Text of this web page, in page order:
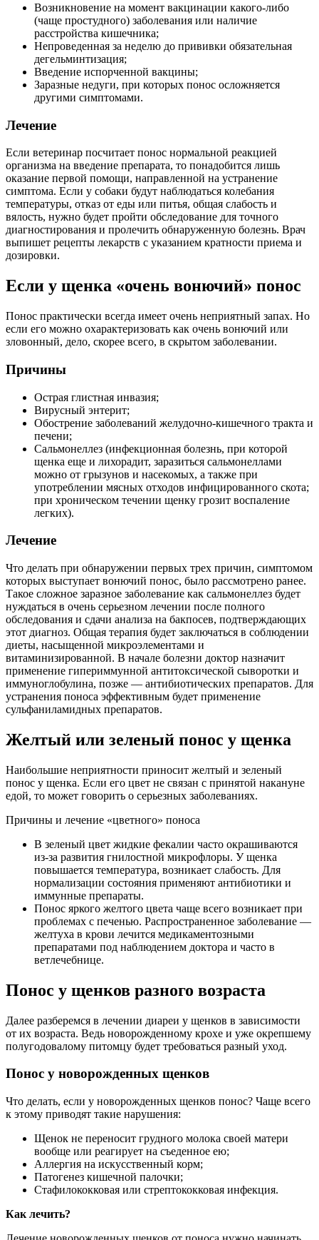
Возникновение на момент вакцинации какого-либо
(чаще простудного) заболевания или наличие
расстройства кишечника;
Непроведенная за неделю до прививки обязательная
дегельминтизация;
Введение испорченной вакцины;
Заразные недуги, при которых понос осложняется
другими симптомами.
Лечение
Если ветеринар посчитает понос нормальной реакцией
организма на введение препарата, то понадобится лишь
оказание первой помощи, направленной на устранение
симптома. Если у собаки будут наблюдаться колебания
температуры, отказ от еды или питья, общая слабость и
вялость, нужно будет пройти обследование для точного
диагностирования и пролечить обнаруженную болезнь. Врач
выпишет рецепты лекарств с указанием кратности приема и
дозировки.
Если у щенка «очень вонючий» понос
Понос практически всегда имеет очень неприятный запах. Но
если его можно охарактеризовать как очень вонючий или
зловонный, дело, скорее всего, в скрытом заболевании.
Причины
Острая глистная инвазия;
Вирусный энтерит;
Обострение заболеваний желудочно-кишечного тракта и
печени;
Сальмонеллез (инфекционная болезнь, при которой
щенка еще и лихорадит, заразиться сальмонеллами
можно от грызунов и насекомых, а также при
употреблении мясных отходов инфицированного скота;
при хроническом течении щенку грозит воспаление
легких).
Лечение
Что делать при обнаружении первых трех причин, симптомом
которых выступает вонючий понос, было рассмотрено ранее.
Такое сложное заразное заболевание как сальмонеллез будет
нуждаться в очень серьезном лечении после полного
обследования и сдачи анализа на бакпосев, подтверждающих
этот диагноз. Общая терапия будет заключаться в соблюдении
диеты, насыщенной микроэлементами и
витаминизированной. В начале болезни доктор назначит
применение гипериммунной антитоксической сыворотки и
иммуноглобулина, позже — антибиотических препаратов. Для
устранения поноса эффективным будет применение
сульфаниламидных препаратов.
Желтый или зеленый понос у щенка
Наибольшие неприятности приносит желтый и зеленый
понос у щенка. Если его цвет не связан с принятой накануне
едой, то может говорить о серьезных заболеваниях.
Причины и лечение «цветного» поноса
В зеленый цвет жидкие фекалии часто окрашиваются
из-за развития гнилостной микрофлоры. У щенка
повышается температура, возникает слабость. Для
нормализации состояния применяют антибиотики и
иммунные препараты.
Понос яркого желтого цвета чаще всего возникает при
проблемах с печенью. Распространенное заболевание —
желтуха в крови лечится медикаментозными
препаратами под наблюдением доктора и часто в
ветлечебнице.
Понос у щенков разного возраста
Далее разберемся в лечении диареи у щенков в зависимости
от их возраста. Ведь новорожденному крохе и уже окрепшему
полугодовалому питомцу будет требоваться разный уход.
Понос у новорожденных щенков
Что делать, если у новорожденных щенков понос? Чаще всего
к этому приводят такие нарушения:
Щенок не переносит грудного молока своей матери
вообще или реагирует на съеденное ею;
Аллергия на искусственный корм;
Патогенез кишечной палочки;
Стафилококковая или стрептококковая инфекция.
Как лечить?